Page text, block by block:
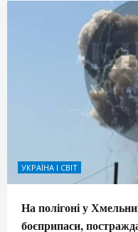
УКРАЇНА І СВІТ
На полігоні у
боєприпаси,